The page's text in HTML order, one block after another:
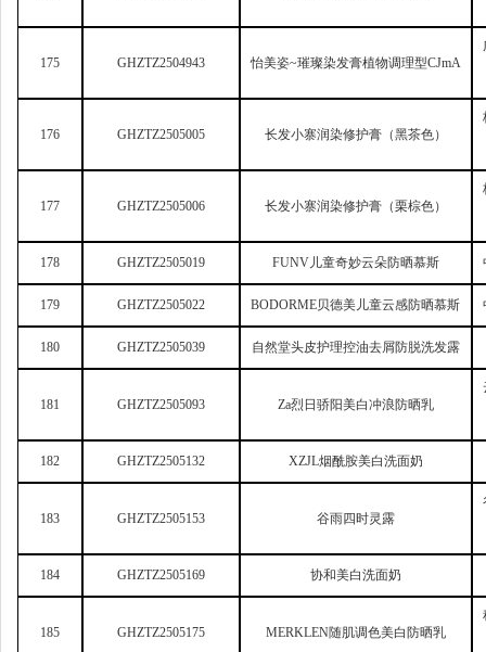
175 GHZTZ2504943 怡美姿~璀璨染发膏植物调理型CJmA
176 GHZTZ2505005 长发小寨润染修护膏（黑茶色）
177 GHZTZ2505006 长发小寨润染修护膏（栗棕色）
178 GHZTZ2505019 FUNV儿童奇妙云朵防晒慕斯
179 GHZTZ2505022 BODORME贝德美儿童云感防晒慕斯
180 GHZTZ2505039 自然堂头皮护理控油去屑防脱洗发露
181 GHZTZ2505093 Za烈日骄阳美白冲浪防晒乳
182 GHZTZ2505132 XZJL烟酰胺美白洗面奶
183 GHZTZ2505153 谷雨四时灵露
184 GHZTZ2505169 协和美白洗面奶
185 GHZTZ2505175 MERKLEN随肌调色美白防晒乳